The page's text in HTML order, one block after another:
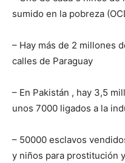
sumido en la pobreza
– Hay más de 2 millones
calles de Paraguay
– En Pakistán , hay 3,5
unos 7000 ligados a la
– 50000 esclavos
y niños para prostitución